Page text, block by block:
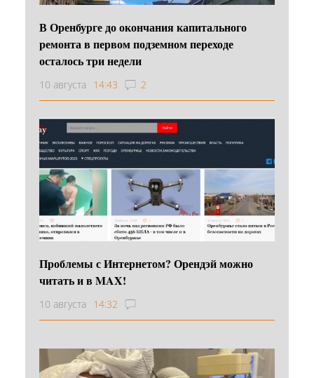
В Оренбурге до окончания капитального
ремонта в первом подземном переходе
осталось три недели
10 августа 14:43 2
Проблемы с Интернетом? Орендэй можно
читать и в MAX!
10 августа 14:32